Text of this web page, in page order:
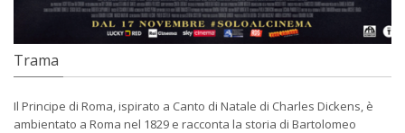
Trama
Il Principe di Roma, ispirato a Canto di Natale di Charles Dickens, è
ambientato a Roma nel 1829 e racconta la storia di Bartolomeo